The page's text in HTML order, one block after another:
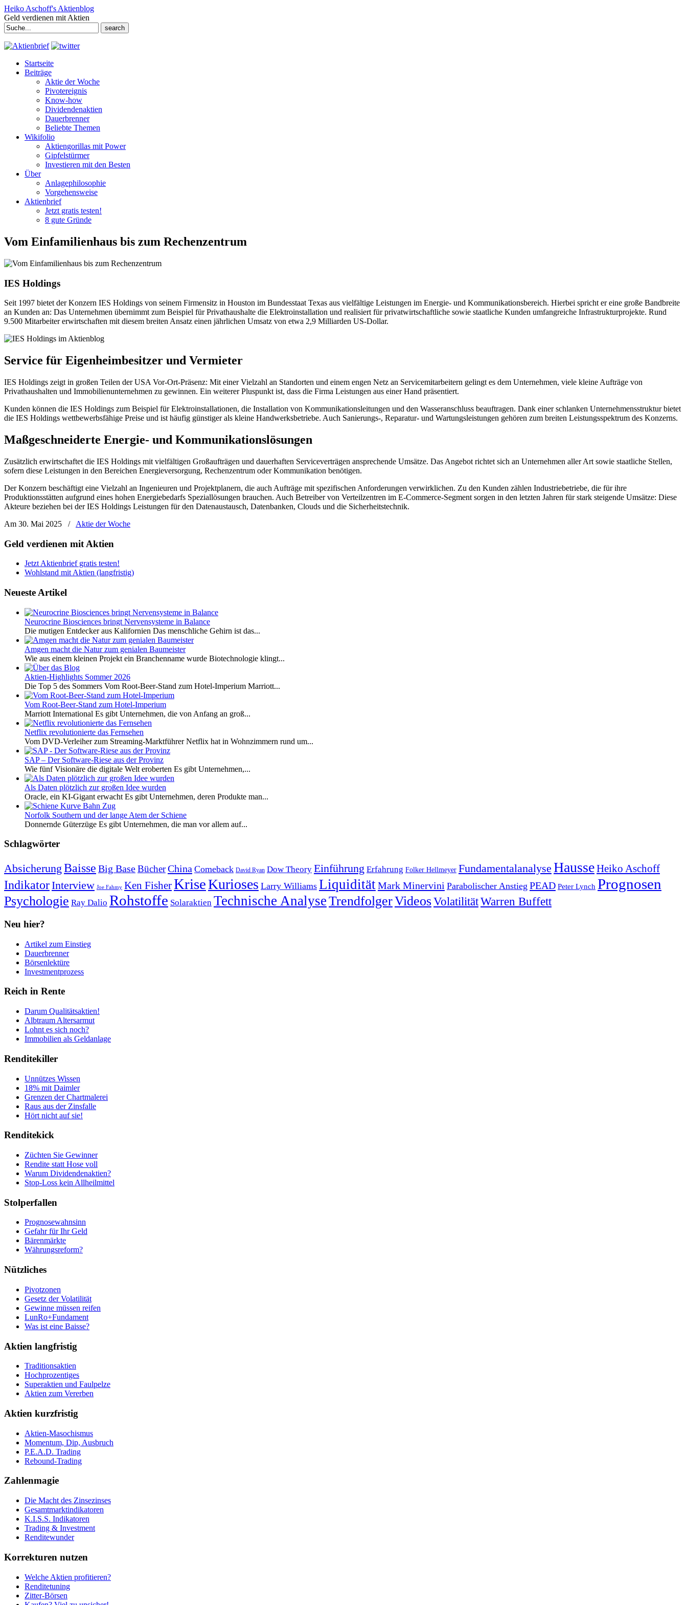
Heiko Aschoff's Aktienblog
Geld verdienen mit Aktien
Search
for:
Startseite
Beiträge
Aktie der Woche
Pivotereignis
Know-how
Dividendenaktien
Dauerbrenner
Beliebte Themen
Wikifolio
Aktiengorillas mit Power
Gipfelstürmer
Investieren mit den Besten
Über
Anlagephilosophie
Vorgehensweise
Aktienbrief
Jetzt gratis testen!
8 gute Gründe
Vom Einfamilienhaus bis zum Rechenzentrum
IES Holdings
Seit 1997 bietet der Konzern IES Holdings von seinem Firmensitz in Houston im Bundesstaat Texas aus vielfältige Leistungen im Energie- und Kommunikationsbereich. Hierbei spricht er eine große Bandbreite
an Kunden an: Das Unternehmen übernimmt zum Beispiel für Privathaushalte die Elektroinstallation und realisiert für privatwirtschaftliche sowie staatliche Kunden umfangreiche Infrastrukturprojekte. Rund
9.500 Mitarbeiter erwirtschaften mit diesem breiten Ansatz einen jährlichen Umsatz von etwa 2,9 Milliarden US-Dollar.
Service für Eigenheimbesitzer und Vermieter
IES Holdings zeigt in großen Teilen der USA Vor-Ort-Präsenz: Mit einer Vielzahl an Standorten und einem engen Netz an Servicemitarbeitern gelingt es dem Unternehmen, viele kleine Aufträge von
Privathaushalten und Immobilienunternehmen zu gewinnen. Ein weiterer Pluspunkt ist, dass die Firma Leistungen aus einer Hand präsentiert.
Kunden können die IES Holdings zum Beispiel für Elektroinstallationen, die Installation von Kommunikationsleitungen und den Wasseranschluss beauftragen. Dank einer schlanken Unternehmensstruktur bietet
die IES Holdings wettbewerbsfähige Preise und ist häufig günstiger als kleine Handwerksbetriebe. Auch Sanierungs-, Reparatur- und Wartungsleistungen gehören zum breiten Leistungsspektrum des Konzerns.
Maßgeschneiderte Energie- und Kommunikationslösungen
Zusätzlich erwirtschaftet die IES Holdings mit vielfältigen Großaufträgen und dauerhaften Serviceverträgen ansprechende Umsätze. Das Angebot richtet sich an Unternehmen aller Art sowie staatliche Stellen,
sofern diese Leistungen in den Bereichen Energieversorgung, Rechenzentrum oder Kommunikation benötigen.
Der Konzern beschäftigt eine Vielzahl an Ingenieuren und Projektplanern, die auch Aufträge mit spezifischen Anforderungen verwirklichen. Zu den Kunden zählen Industriebetriebe, die für ihre
Produktionsstätten aufgrund eines hohen Energiebedarfs Speziallösungen brauchen. Auch Betreiber von Verteilzentren im E-Commerce-Segment sorgen in den letzten Jahren für stark steigende Umsätze: Diese
Akteure beziehen bei der IES Holdings Leistungen für den Datenaustausch, Datenbanken, Clouds und die Sicherheitstechnik.
Am 30. Mai 2025
/ Aktie der Woche
Geld verdienen mit Aktien
Jetzt Aktienbrief gratis testen!
Wohlstand mit Aktien (langfristig)
Neueste Artikel
Neurocrine Biosciences bringt Nervensysteme in Balance
Die mutigen Entdecker aus Kalifornien Das menschliche Gehirn ist das...
Amgen macht die Natur zum genialen Baumeister
Wie aus einem kleinen Projekt ein Branchenname wurde Biotechnologie klingt...
Aktien-Highlights Sommer 2026
Die Top 5 des Sommers Vom Root-Beer-Stand zum Hotel-Imperium Marriott...
Vom Root-Beer-Stand zum Hotel-Imperium
Marriott International Es gibt Unternehmen, die von Anfang an groß...
Netflix revolutionierte das Fernsehen
Vom DVD-Verleiher zum Streaming-Marktführer Netflix hat in Wohnzimmern rund um...
SAP – Der Software-Riese aus der Provinz
Wie fünf Visionäre die digitale Welt eroberten Es gibt Unternehmen,...
Als Daten plötzlich zur großen Idee wurden
Oracle, ein KI-Gigant erwacht Es gibt Unternehmen, deren Produkte man...
Norfolk Southern und der lange Atem der Schiene
Donnernde Güterzüge Es gibt Unternehmen, die man vor allem auf...
Schlagwörter
Absicherung Baisse Big BaseBücherChina Comeback David Ryan Dow Theory Einführung Erfahrung Folker Hellmeyer Fundamentalanalyse HausseHeiko Aschoff
IndikatorInterview Joe Fahmy Ken FisherKriseKurioses Larry Williams LiquiditätMark Minervini Parabolischer Anstieg PEAD Peter Lynch Prognosen
Psychologie Ray Dalio Rohstoffe Solaraktien Technische AnalyseTrendfolgerVideosVolatilitätWarren Buffett
Neu hier?
Artikel zum Einstieg
Dauerbrenner
Börsenlektüre
Investmentprozess
Reich in Rente
Darum Qualitätsaktien!
Albtraum Altersarmut
Lohnt es sich noch?
Immobilien als Geldanlage
Renditekiller
Unnützes Wissen
18% mit Daimler
Grenzen der Chartmalerei
Raus aus der Zinsfalle
Hört nicht auf sie!
Renditekick
Züchten Sie Gewinner
Rendite statt Hose voll
Warum Dividendenaktien?
Stop-Loss kein Allheilmittel
Stolperfallen
Prognosewahnsinn
Gefahr für Ihr Geld
Bärenmärkte
Währungsreform?
Nützliches
Pivotzonen
Gesetz der Volatilität
Gewinne müssen reifen
LunRo+Fundament
Was ist eine Baisse?
Aktien langfristig
Traditionsaktien
Hochprozentiges
Superaktien und Faulpelze
Aktien zum Vererben
Aktien kurzfristig
Aktien-Masochismus
Momentum, Dip, Ausbruch
P.E.A.D. Trading
Rebound-Trading
Zahlenmagie
Die Macht des Zinsezinses
Gesamtmarktindikatoren
K.I.S.S. Indikatoren
Trading & Investment
Renditewunder
Korrekturen nutzen
Welche Aktien profitieren?
Renditetuning
Zitter-Börsen